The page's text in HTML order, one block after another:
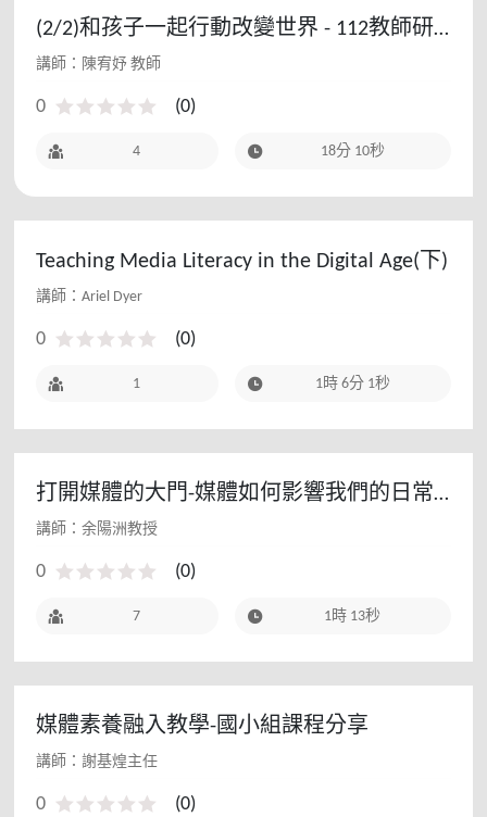
(2/2)和孩子一起行動改變世界 - 112教師研
習(初階場)
講師：陳宥妤 教師
0 (0)
4 18分 10秒
Teaching Media Literacy in the Digital Age(下)
講師：Ariel Dyer
0 (0)
1 1時 6分 1秒
打開媒體的大門-媒體如何影響我們的日常
生活
講師：余陽洲教授
0 (0)
7 1時 13秒
媒體素養融入教學-國小組課程分享
講師：謝基煌主任
0 (0)